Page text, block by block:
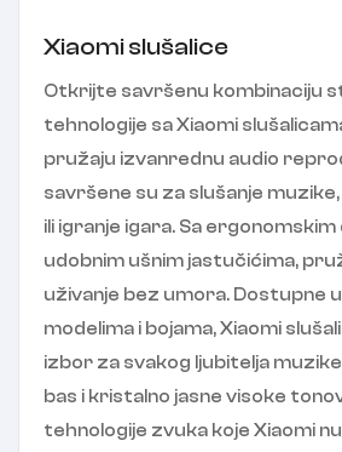
Xiaomi slušalice
Otkrijte savršenu kombinaciju
tehnologije sa Xiaomi
pružaju izvanrednu audio
savršene su za slušanje
ili igranje igara. Sa ergonomskim
udobnim ušnim jastučićima,
uživanje bez umora. Dostupne
modelima i bojama, Xiaomi
izbor za svakog ljubitelja
bas i kristalno jasne visoke
tehnologije zvuka koje Xiaomi